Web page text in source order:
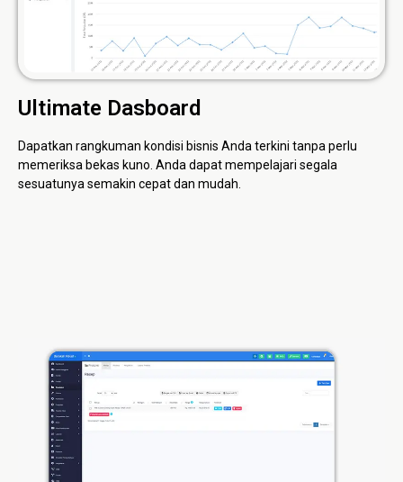
Ultimate Dasboard
Dapatkan rangkuman kondisi bisnis Anda terkini tanpa perlu
memeriksa bekas kuno. Anda dapat mempelajari segala
sesuatunya semakin cepat dan mudah.